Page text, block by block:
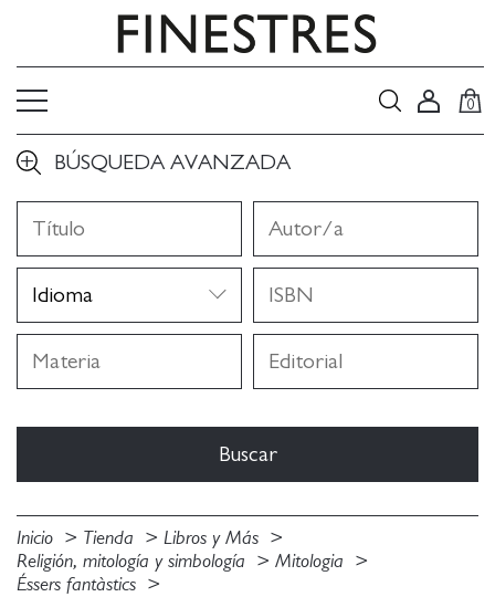
0
BÚSQUEDA AVANZADA
Inicio Tienda
Libros y Más
Religión, mitología y simbología
Mitologia
Éssers fantàstics